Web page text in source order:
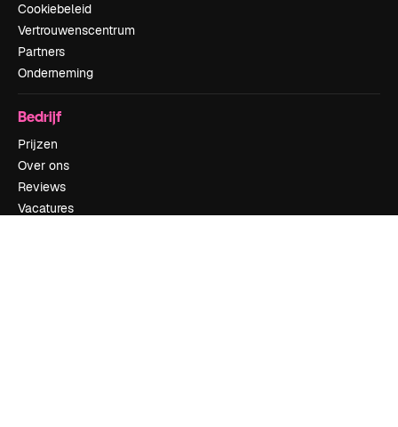
Cookiebeleid
Vertrouwenscentrum
Partners
Onderneming
Bedrijf
Prijzen
Over ons
Reviews
Vacatures